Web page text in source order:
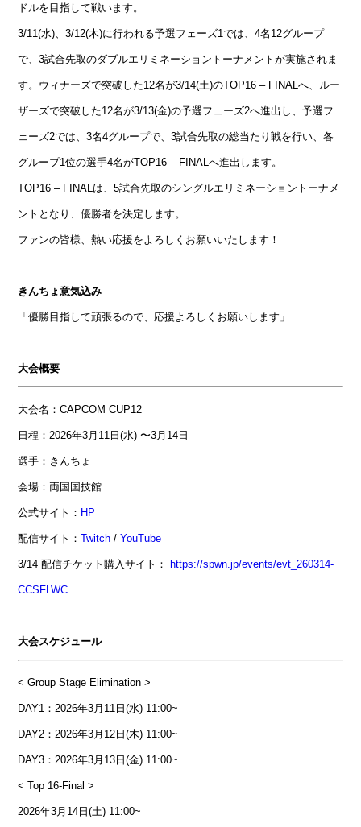
ドルを目指して戦います。
3/11(水)、3/12(木)に行われる予選フェーズ1では、4名12グループ
で、3試合先取のダブルエリミネーショントーナメントが実施されま
す。 ウィナーズで突破した12名が3/14(土)のTOP16 – FINALへ、ルー
ザーズで突破した12名が3/13(金)の予選フェーズ2へ進出し、 予選フ
ェーズ2では、3名4グループで、3試合先取の総当たり戦を行い、各
グループ1位の選手4名がTOP16 – FINALへ進出します。
TOP16 – FINALは、5試合先取のシングルエリミネーショントーナメ
ントとなり、優勝者を決定します。
ファンの皆様、熱い応援をよろしくお願いいたします！
きんちょ意気込み
「優勝目指して頑張るので、応援よろしくお願いします」
大会概要
大会名： CAPCOM CUP12
日程：2026年3月11日(水) 〜3月14日
選手：きんちょ
会場：両国国技館
公式サイト： HP
配信サイト： Twitch/ YouTube
3/14 配信チケット購入サイト： https://spwn.jp/events/evt_260314-
CCSFLWC
大会スケジュール
< Group Stage Elimination >
DAY1：2026年3月11日(水) 11:00~
DAY2：2026年3月12日(木) 11:00~
DAY3：2026年3月13日(金) 11:00~
< Top 16-Final >
2026年3月14日(土) 11:00~